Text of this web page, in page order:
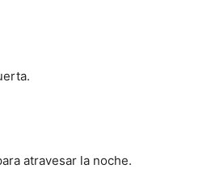
atravesar la noche.